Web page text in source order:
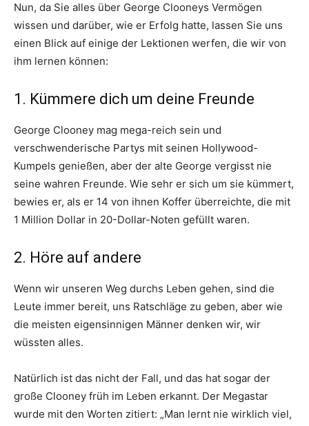
Nun, da Sie alles über George Clooneys Vermögen
wissen und darüber, wie er Erfolg hatte, lassen Sie uns
einen Blick auf einige der Lektionen werfen, die wir von
ihm lernen können:
1. Kümmere dich um deine Freunde
George Clooney mag mega-reich sein und
verschwenderische Partys mit seinen Hollywood-
Kumpels genießen, aber der alte George vergisst nie
seine wahren Freunde. Wie sehr er sich um sie kümmert,
bewies er, als er 14 von ihnen Koffer überreichte, die mit
1 Million Dollar in 20-Dollar-Noten gefüllt waren.
2. Höre auf andere
Wenn wir unseren Weg durchs Leben gehen, sind die
Leute immer bereit, uns Ratschläge zu geben, aber wie
die meisten eigensinnigen Männer denken wir, wir
wüssten alles.
Natürlich ist das nicht der Fall, und das hat sogar der
große Clooney früh im Leben erkannt. Der Megastar
wurde mit den Worten zitiert: „Man lernt nie wirklich viel,